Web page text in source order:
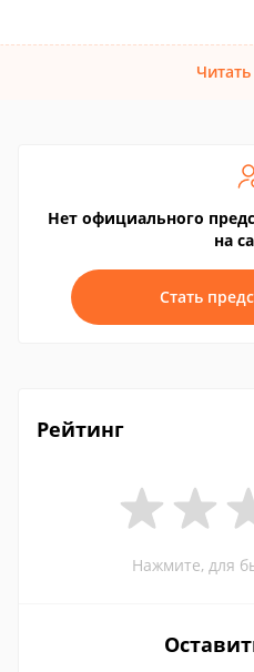
Нет официального
на
Стать
Рейтинг
Нажмите, для